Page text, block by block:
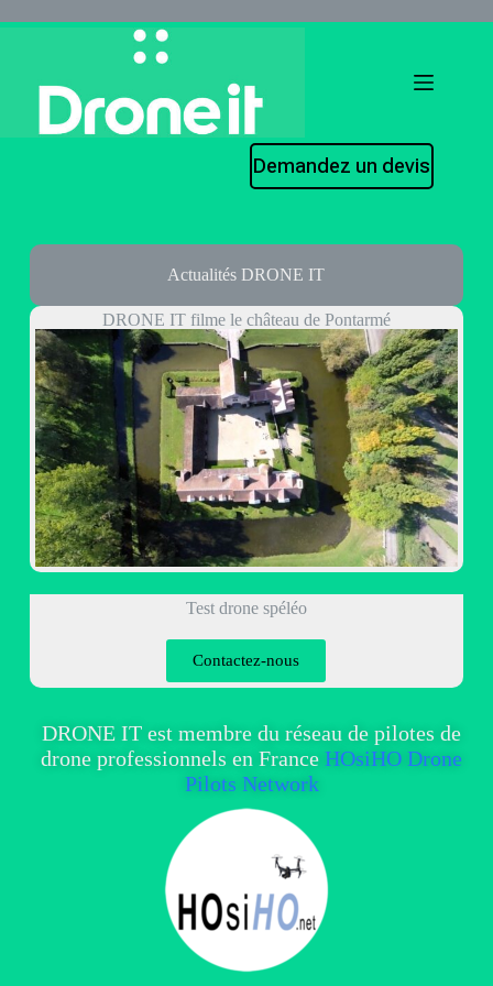
Demandez un devis
Actualités DRONE IT
DRONE IT filme le château de Pontarmé​
Test drone spéléo
Contactez-nous
DRONE IT est membre du réseau de pilotes de
drone professionnels en FranceHOsiHO Drone
Pilots Network